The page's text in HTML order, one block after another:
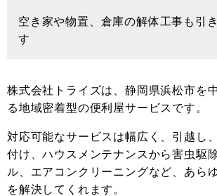
空き家や物置、倉庫の解体工事も引
す
株式会社トライズは、静岡県浜松市を
る地域密着型の便利屋サービスです。
対応可能なサービスは幅広く、引越し
付け、ハウスメンテナンスから害虫駆
ル、エアコンクリーニングなど、あら
を解決してくれます。